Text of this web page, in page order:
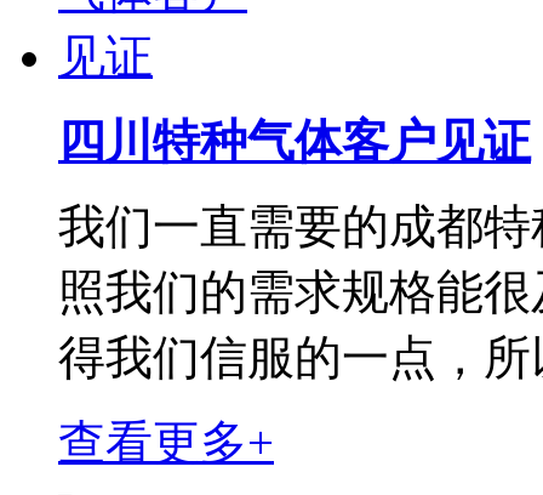
四川特种气体客户见证
我们一直需要的成都
照我们的需求规格能
得我们信服的一点，
查看更多+